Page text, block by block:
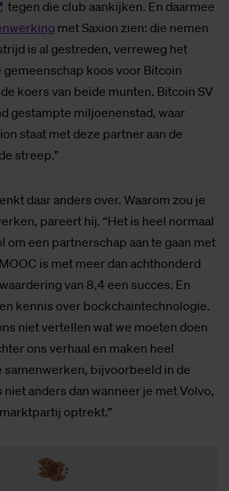
tegen die club aankijken. En daarmee
met Saxion zien: die nemen
is al gestreden, verreweg het
gemeenschap koos voor Bitcoin
de koers van beide munten. Bitcoin SV
gestampte miljoenenstad, waar
staat met deze partner aan de
streep.”
daar anders over. Waarom zou je
pareert hij. “Het is heel normaal
om een partnerschap aan te gaan met
is met meer dan achthonderd
van 8,4 een succes. En
kennis over bockchaintechnologie.
niet vertellen wat we moeten doen
ons verhaal en maken heel
samenwerken, bijvoorbeeld in de
niet anders dan wanneer je met Volvo,
optrekt.”